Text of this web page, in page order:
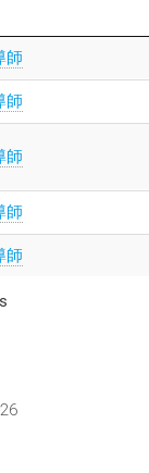
師
師
師
師
師